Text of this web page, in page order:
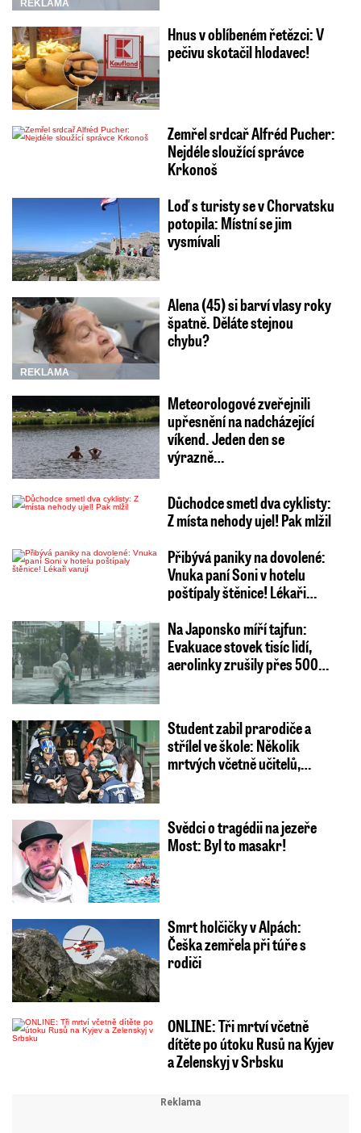
REKLAMA
Hnus v oblíbeném řetězci: V
pečivu skotačil hlodavec!
Zemřel srdcař Alfréd Pucher:
Nejdéle sloužící správce
Krkonoš
Loď s turisty se v Chorvatsku
potopila: Místní se jim
vysmívali
REKLAMA
Alena (45) si barví vlasy roky
špatně. Děláte stejnou
chybu?
Meteorologové zveřejnili
upřesnění na nadcházející
víkend. Jeden den se
výrazně…
Důchodce smetl dva cyklisty:
Z místa nehody ujel! Pak mlžil
Přibývá paniky na dovolené:
Vnuka paní Soni v hotelu
poštípaly štěnice! Lékaři…
Na Japonsko míří tajfun:
Evakuace stovek tisíc lidí,
aerolinky zrušily přes 500…
Student zabil prarodiče a
střílel ve škole: Několik
mrtvých včetně učitelů,…
Svědci o tragédii na jezeře
Most: Byl to masakr!
Smrt holčičky v Alpách:
Češka zemřela při túře s
rodiči
ONLINE: Tři mrtví včetně
dítěte po útoku Rusů na Kyjev
a Zelenskyj v Srbsku